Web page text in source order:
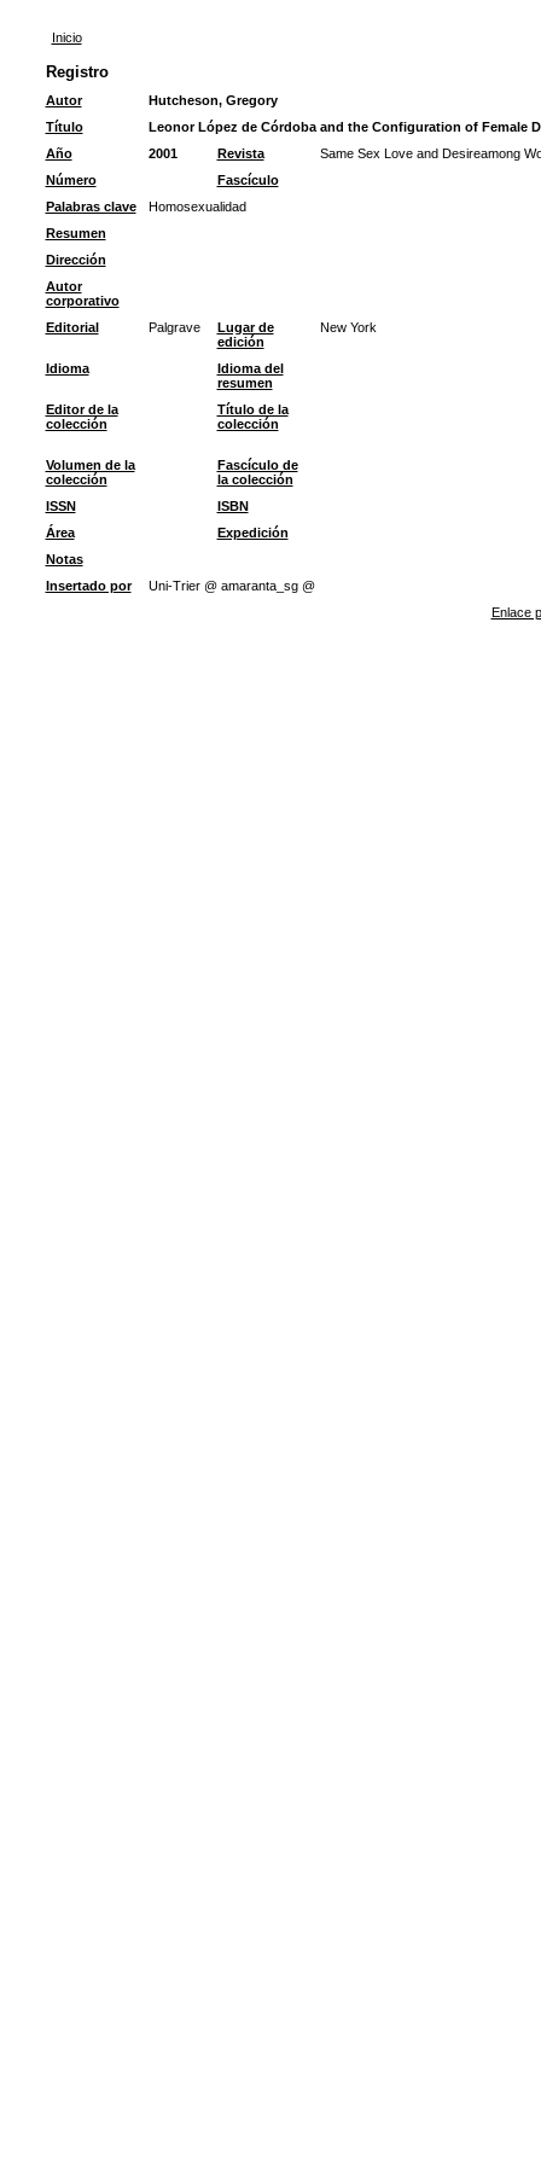
Inicio
Registro
Autor
Hutcheson, Gregory
Título
Leonor López de Córdoba and the Configuration of Female
Año
2001 Revista
Same Sex Love and Desireamong
Número
Fascículo
Palabras clave
Homosexualidad
Resumen
Dirección
Autor
corporativo
Editorial
Palgrave
Lugar de
edición
New York
Idioma
Idioma del
resumen
Editor de la
colección
Título de la
colección
Volumen de la
colección
Fascículo de
la colección
ISSN
ISBN
Área
Expedición
Notas
Insertado por
Uni-Trier @ amaranta_sg @
Enlace